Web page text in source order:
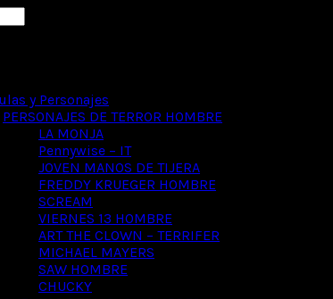
y Personajes
PERSONAJES DE TERROR HOMBRE
LA MONJA
Pennywise – IT
JOVEN MANOS DE TIJERA
FREDDY KRUEGER HOMBRE
SCREAM
VIERNES 13 HOMBRE
ART THE CLOWN – TERRIFER
MICHAEL MAYERS
SAW HOMBRE
CHUCKY